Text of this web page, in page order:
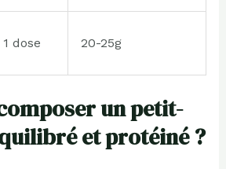
1 dose 20-25g
un petit-
et protéiné ?